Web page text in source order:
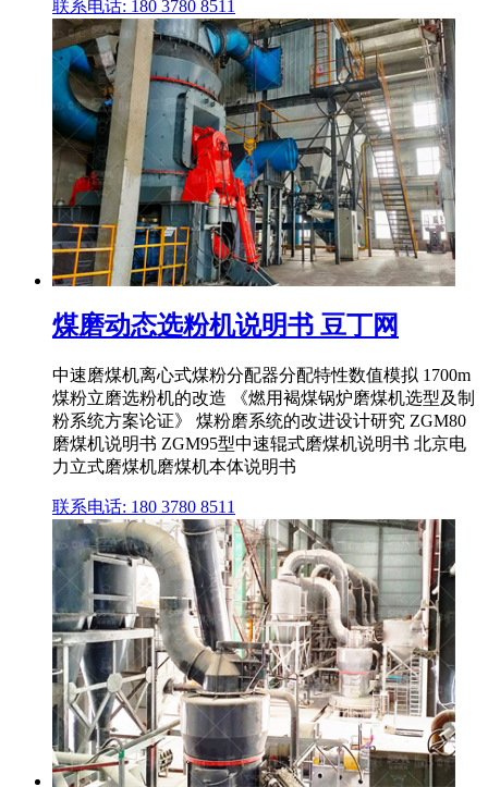
联系电话: 180 3780 8511
煤磨动态选粉机说明书 豆丁网
中速磨煤机离心式煤粉分配器分配特性数值模拟 1700m
煤粉立磨选粉机的改造 《燃用褐煤锅炉磨煤机选型及制
粉系统方案论证》 煤粉磨系统的改进设计研究 ZGM80
磨煤机说明书 ZGM95型中速辊式磨煤机说明书 北京电
力立式磨煤机磨煤机本体说明书
联系电话: 180 3780 8511